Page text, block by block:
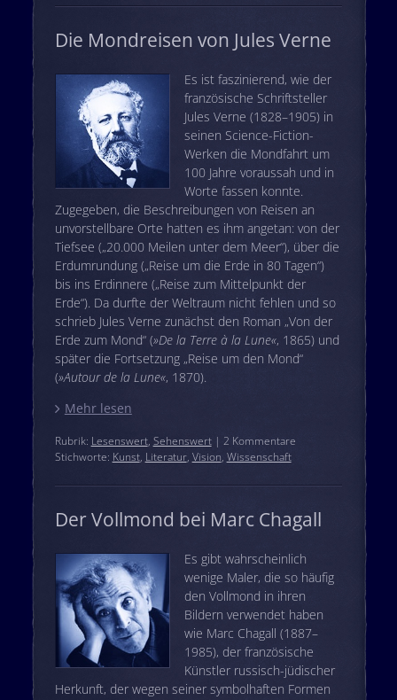
Die Mondreisen von Jules Verne
Es ist faszinierend, wie der
französische Schriftsteller
Jules Verne (1828–1905) in
seinen Science-Fiction-
Werken die Mondfahrt um
100 Jahre voraussah und in
Worte fassen konnte.
Zugegeben, die Beschreibungen von Reisen an
unvorstellbare Orte hatten es ihm angetan: von der
Tiefsee („20.000 Meilen unter dem Meer“), über die
Erdumrundung („Reise um die Erde in 80 Tagen“)
bis ins Erdinnere („Reise zum Mittelpunkt der
Erde“). Da durfte der Weltraum nicht fehlen und so
schrieb Jules Verne zunächst den Roman „Von der
Erde zum Mond“ (»De la Terre à la Lune«, 1865) und
später die Fortsetzung „Reise um den Mond“
(»Autour de la Lune«, 1870).
Mehr lesen
Rubrik: Lesenswert, Sehenswert| 2 Kommentare
Stichworte: Kunst, Literatur, Vision, Wissenschaft
Der Vollmond bei Marc Chagall
Es gibt wahrscheinlich
wenige Maler, die so häufig
den Vollmond in ihren
Bildern verwendet haben
wie Marc Chagall (1887–
1985), der französische
Künstler russisch-jüdischer
Herkunft, der wegen seiner symbolhaften Formen